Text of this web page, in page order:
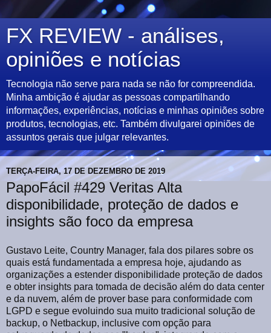
FX REVIEW - análises,
opiniões e notícias
Tecnologia não serve para nada se não for compreendida.
Minha ambição é ajudar as pessoas compartilhando
informações, experiências, notícias e minhas opiniões sobre
produtos, tecnologias, etc. Também divulgarei opiniões de
assuntos gerais que julgar relevantes.
TERÇA-FEIRA, 17 DE DEZEMBRO DE 2019
PapoFácil #429 Veritas Alta
disponibilidade, proteção de dados e
insights são foco da empresa
Gustavo Leite, Country Manager, fala dos pilares sobre os
quais está fundamentada a empresa hoje, ajudando as
organizações a estender disponibilidade proteção de dados
e obter insights para tomada de decisão além do data center
e da nuvem, além de prover base para conformidade com
LGPD e segue evoluindo sua muito tradicional solução de
backup, o Netbackup, inclusive com opção para